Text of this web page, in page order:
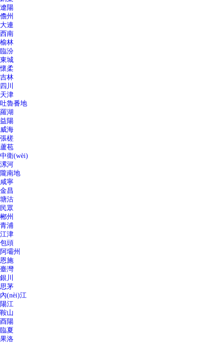
遼陽
儋州
大連
西南
榆林
臨汾
東城
懷柔
吉林
四川
天津
吐魯番地
羅湖
益陽
威海
張槎
蘆苞
中衛(wèi)
漯河
隴南地
咸寧
金昌
塘沽
民眾
郴州
青浦
江津
包頭
阿壩州
恩施
臺灣
銀川
思茅
內(nèi)江
陽江
鞍山
酉陽
臨夏
果洛